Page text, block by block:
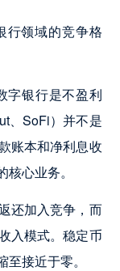
行领域的竞争格
字银行是不盈利
、SoFi）并不是
账本和净利息收
心业务。
还加入竞争，而
入模式。稳定币
接近于零。